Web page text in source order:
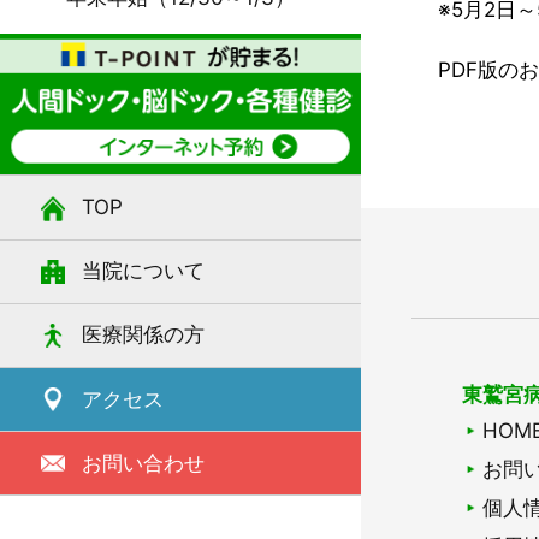
TOP
当院について
医療関係の方
アクセス
お問い合わせ
※5月2日
PDF版の
東鷲宮
お問
個人